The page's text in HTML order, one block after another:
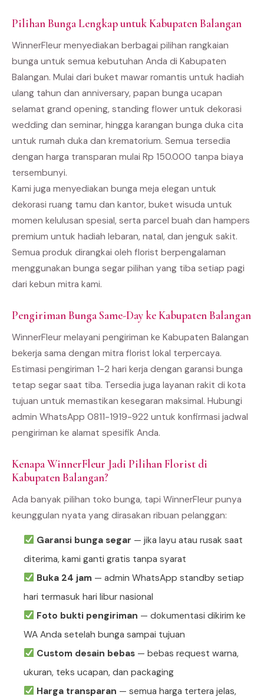
Pilihan Bunga Lengkap untuk Kabupaten Balangan
WinnerFleur menyediakan berbagai pilihan rangkaian
bunga untuk semua kebutuhan Anda di Kabupaten
Balangan. Mulai dari buket mawar romantis untuk hadiah
ulang tahun dan anniversary, papan bunga ucapan
selamat grand opening, standing flower untuk dekorasi
wedding dan seminar, hingga karangan bunga duka cita
untuk rumah duka dan krematorium. Semua tersedia
dengan harga transparan mulai Rp 150.000 tanpa biaya
tersembunyi.
Kami juga menyediakan bunga meja elegan untuk
dekorasi ruang tamu dan kantor, buket wisuda untuk
momen kelulusan spesial, serta parcel buah dan hampers
premium untuk hadiah lebaran, natal, dan jenguk sakit.
Semua produk dirangkai oleh florist berpengalaman
menggunakan bunga segar pilihan yang tiba setiap pagi
dari kebun mitra kami.
Pengiriman Bunga Same-Day ke Kabupaten Balangan
WinnerFleur melayani pengiriman ke Kabupaten Balangan
bekerja sama dengan mitra florist lokal terpercaya.
Estimasi pengiriman 1-2 hari kerja dengan garansi bunga
tetap segar saat tiba. Tersedia juga layanan rakit di kota
tujuan untuk memastikan kesegaran maksimal. Hubungi
admin WhatsApp 0811-1919-922 untuk konfirmasi jadwal
pengiriman ke alamat spesifik Anda.
Kenapa WinnerFleur Jadi Pilihan Florist di
Kabupaten Balangan?
Ada banyak pilihan toko bunga, tapi WinnerFleur punya
keunggulan nyata yang dirasakan ribuan pelanggan:
Garansi bunga segar — jika layu atau rusak saat
diterima, kami ganti gratis tanpa syarat
Buka 24 jam— admin WhatsApp standby setiap
hari termasuk hari libur nasional
Foto bukti pengiriman — dokumentasi dikirim ke
WA Anda setelah bunga sampai tujuan
Custom desain bebas— bebas request warna,
ukuran, teks ucapan, dan packaging
Harga transparan — semua harga tertera jelas,